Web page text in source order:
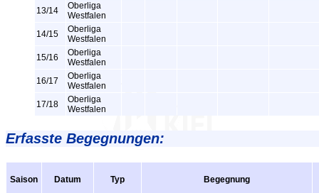
13/14
Oberliga
Westfalen
14/15
Oberliga
Westfalen
15/16
Oberliga
Westfalen
16/17
Oberliga
Westfalen
17/18
Oberliga
Westfalen
Erfasste Begegnungen:
Saison Datum Typ Begegnung